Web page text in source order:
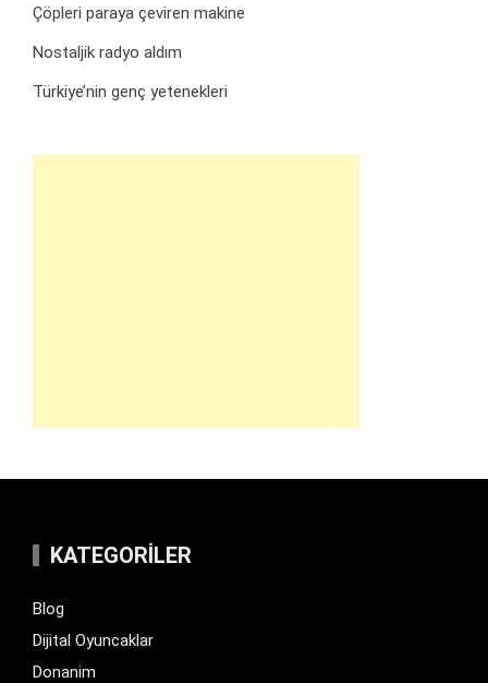
Çöpleri paraya çeviren makine
Nostaljik radyo aldım
Türkiye’nin genç yetenekleri
KATEGORILER
Blog
Dijital Oyuncaklar
Donanim